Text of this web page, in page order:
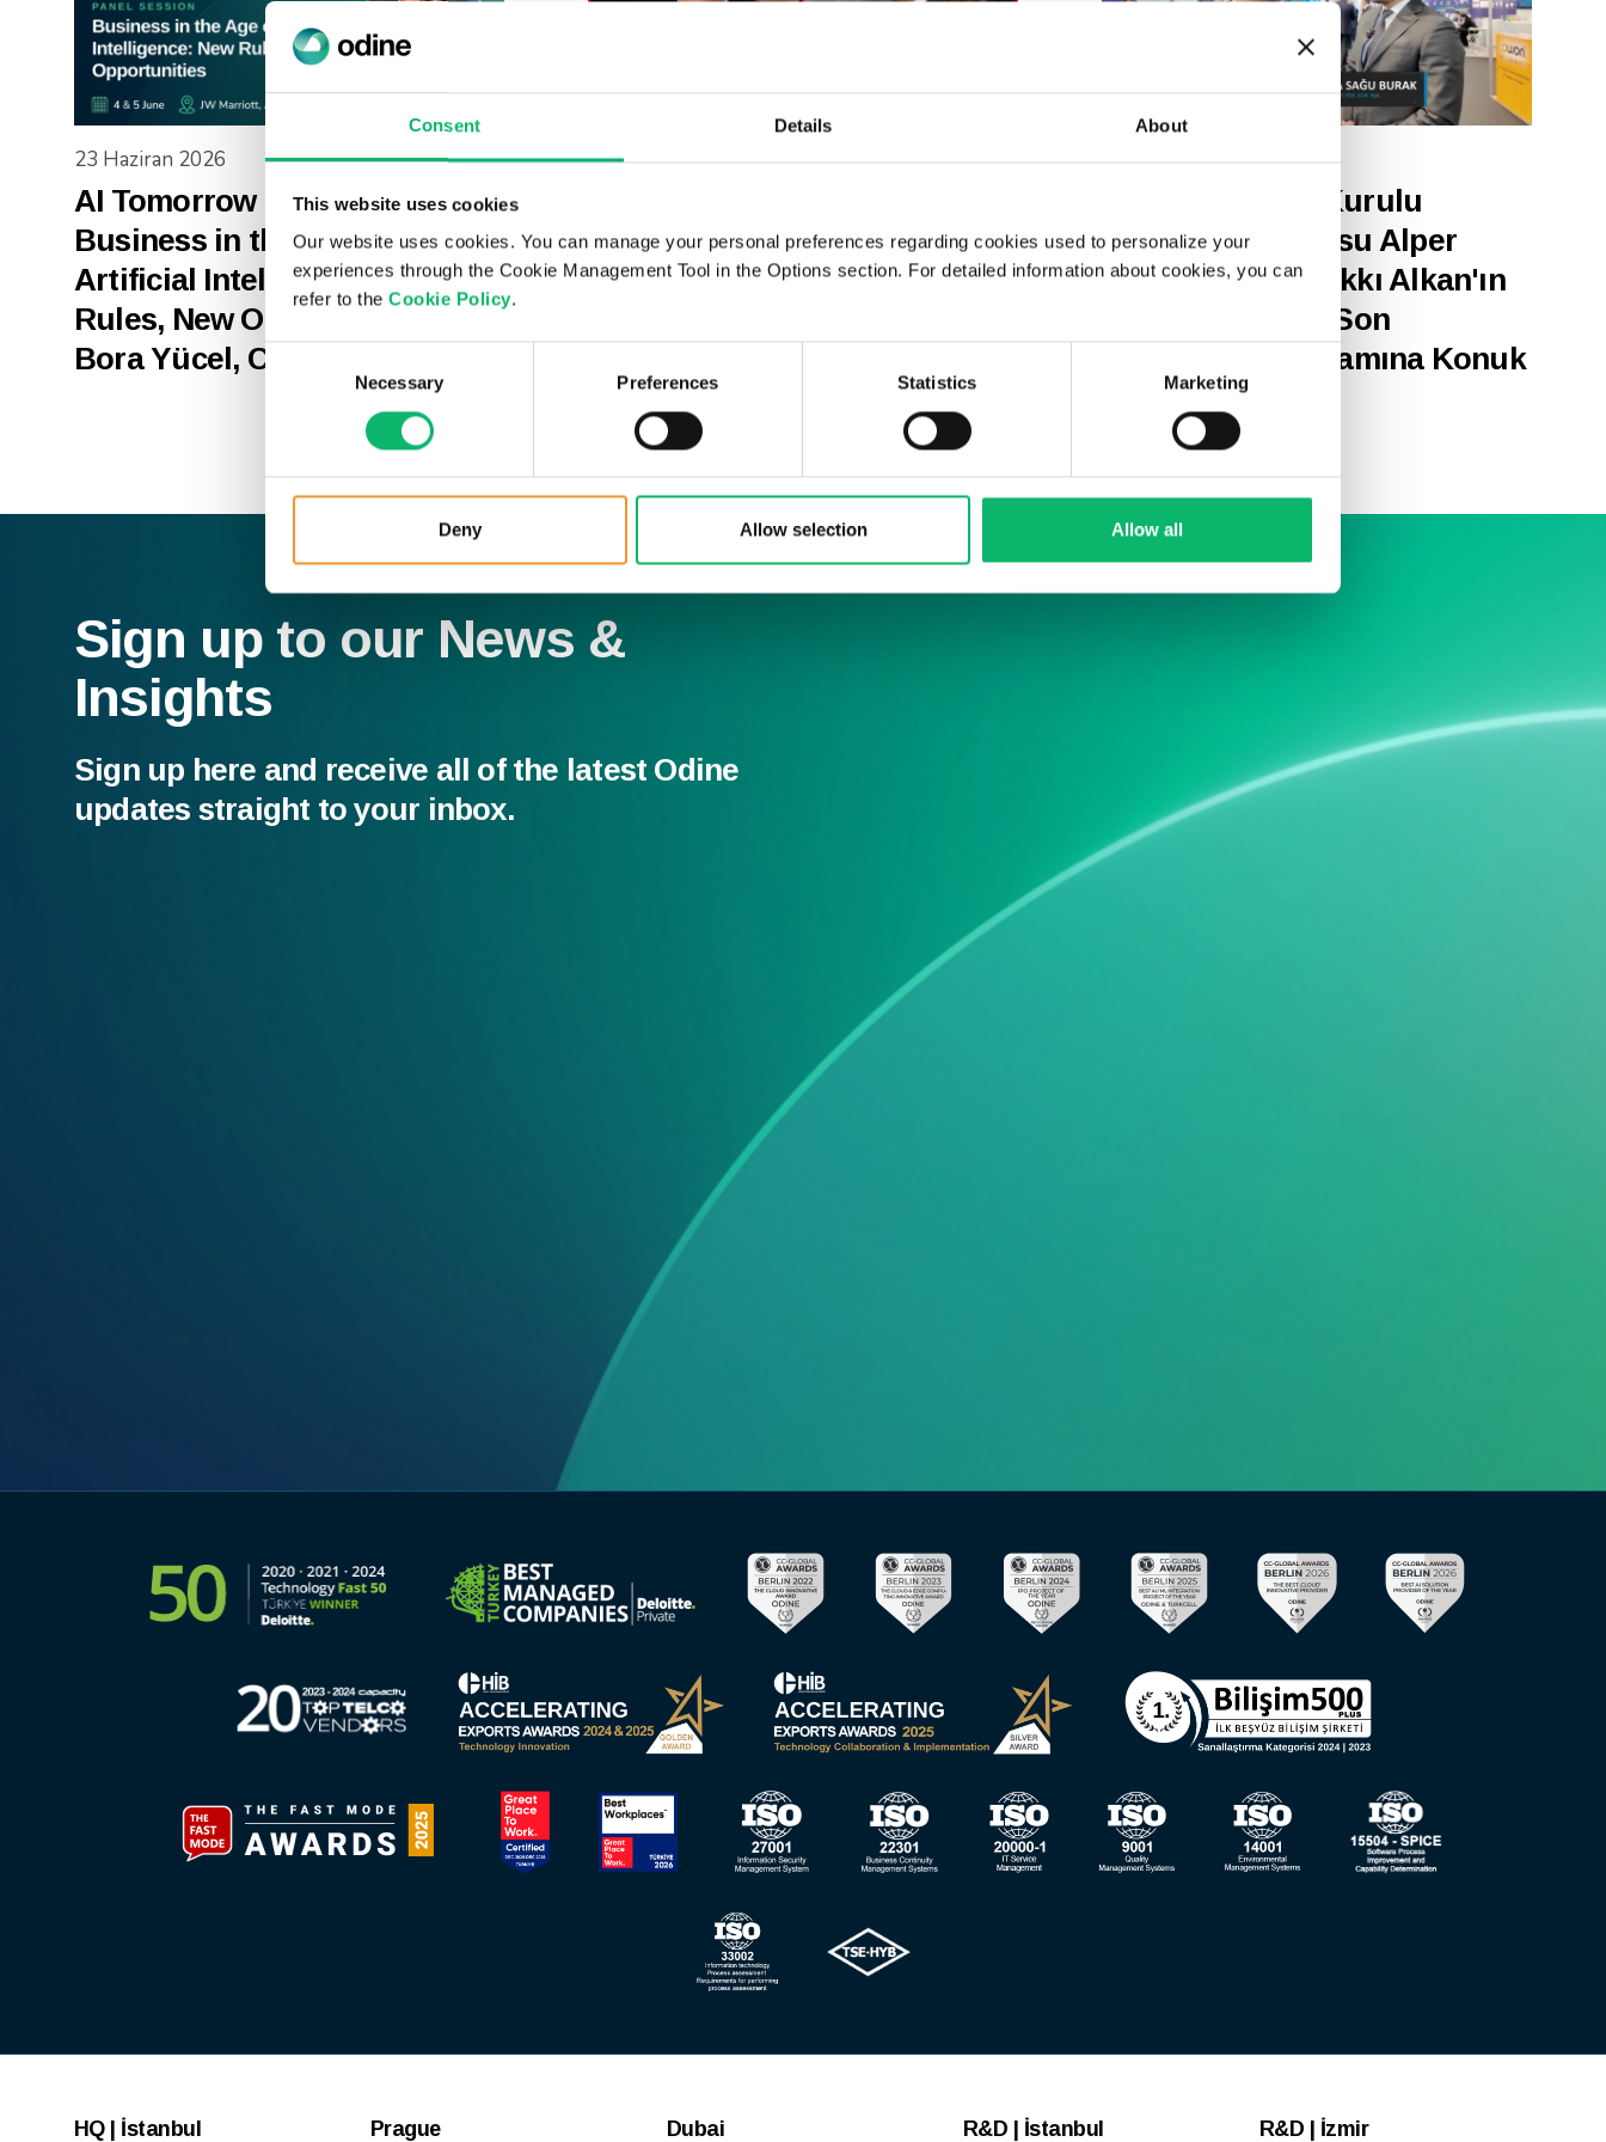
Consent Details About
This website uses cookies
Our website uses cookies. You can manage your personal preferences regarding cookies used to personalize your
experiences through the Cookie Management Tool in the Options section. For detailed information about cookies, you can
refer to the Cookie Policy.
Consent
Necessary Preferences Statistics Marketing
Deny Allow selection Allow all
23 Haziran 2026
AI Tomorrow Summit 2026 |
Business in the Age of
Artificial Intelligence: New
Rules, New Opportunities –
Bora Yücel, COO – Odine
25 Mart 2025
Talks, Tunç Berkman – Alper
Tunga Burak, Chairman &
17 Mart 2025
Odine Yönetim Kurulu
Başkanı ve CEO’su Alper
Tunga Burak, Hakkı Alkan'ın
"Haberturk TV - Son
Teknoloji" Programına Konuk
Oldu
Sign up to our News &
Insights
Sign up here and receive all of the latest Odine
updates straight to your inbox.
HQ | İstanbul Prague Dubai R&D | İstanbul R&D | İzmir